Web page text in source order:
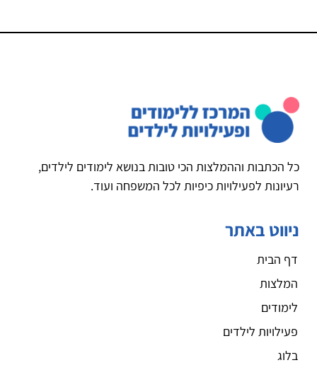
כל הכתבות וההמלצות הכי טובות בנושא לימודים לילדים,
רעיונות לפעילויות כיפיות לכל המשפחה ועוד.
ניווט באתר
דף הבית
המלצות
לימודים
פעילויות לילדים
בלוג